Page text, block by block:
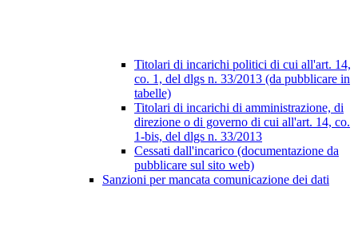
Titolari di incarichi politici di cui all'art. 14,
co. 1, del dlgs n. 33/2013 (da pubblicare in
tabelle)
Titolari di incarichi di amministrazione, di
direzione o di governo di cui all'art. 14, co.
1-bis, del dlgs n. 33/2013
Cessati dall'incarico (documentazione da
pubblicare sul sito web)
Sanzioni per mancata comunicazione dei dati